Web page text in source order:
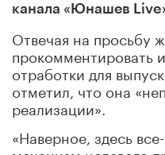
канала «Юнашев
Отвечая на просьбу
прокомментировать
отработки для
отметил, что она
реализации».
«Наверное, здесь